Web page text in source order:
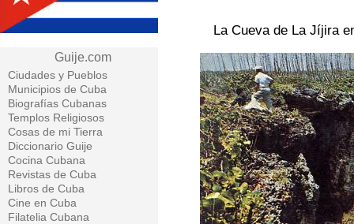
Guije.com
Ciudades y Pueblos
Municipios de Cuba
Biografías Cubanas
Templos Religiosos
Cosas de mi Tierra
Diccionario Guije
Cocina Cubana
Revistas de Cuba
Libros de Cuba
Cine en Cuba
Filatelia Cubana
La Cueva de La Jíjira